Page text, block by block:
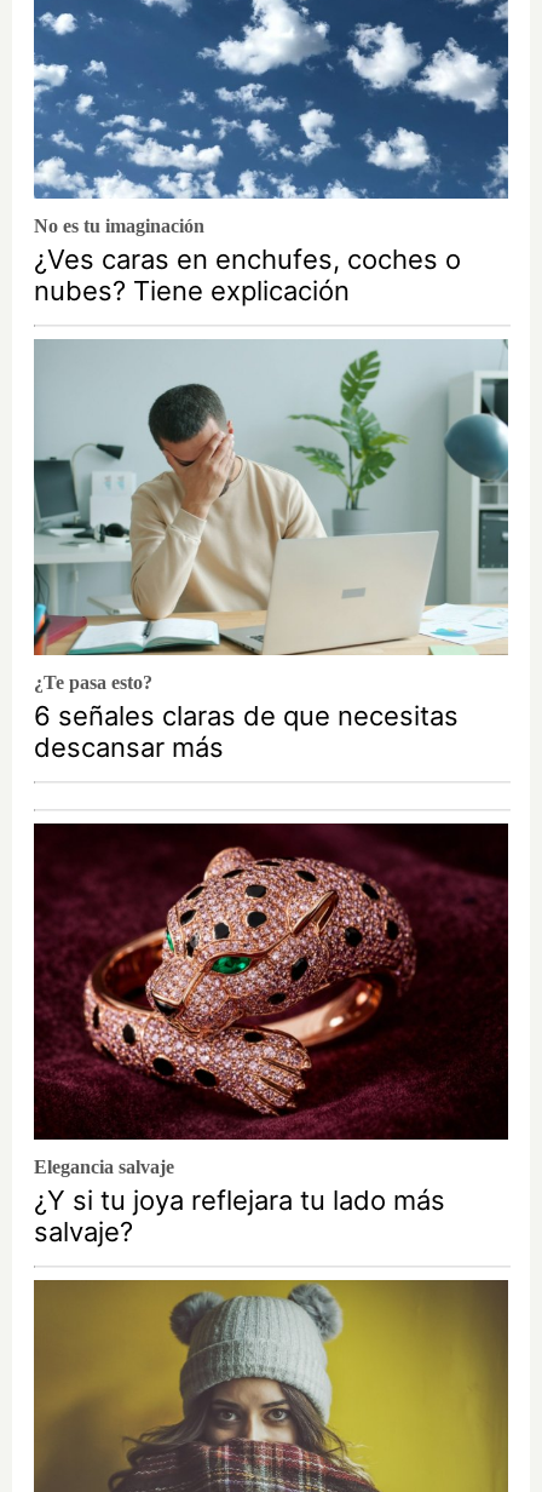
No es tu imaginación
¿Ves caras en enchufes, coches o
nubes? Tiene explicación
¿Te pasa esto?
6 señales claras de que necesitas
descansar más
Elegancia salvaje
¿Y si tu joya reflejara tu lado más
salvaje?